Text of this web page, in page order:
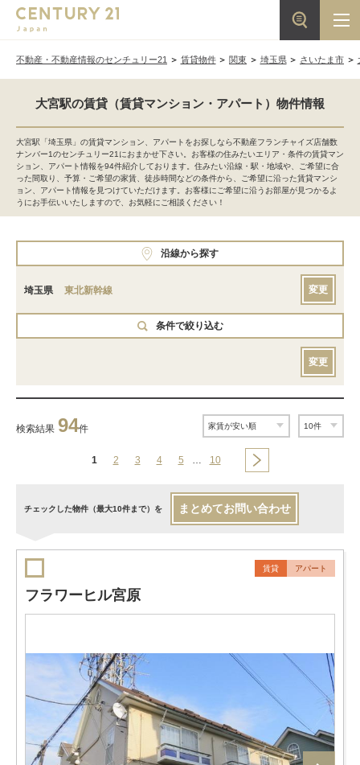
不動産・不動産情報のセンチュリー21 賃貸物件 関東 埼玉県 さいたま市
大宮駅の賃貸（賃貸マンション・アパート）物件情報
大宮駅「埼玉県」の賃貸マンション、アパートをお探しなら不動産フランチャイズ店舗数
ナンバー1のセンチュリー21におまかせ下さい。お客様の住みたいエリア・条件の賃貸マン
ション、アパート情報を94件紹介しております。住みたい沿線・駅・地域や、ご希望に合
った間取り、予算・ご希望の家賃、徒歩時間などの条件から、ご希望に沿った賃貸マンシ
ョン、アパート情報を見つけていただけます。お客様にご希望に沿うお部屋が見つかるよ
うにお手伝いいたしますので、お気軽にご相談ください！
沿線から探す
埼玉県 東北新幹線 変更
条件で絞り込む
変更
検索結果 94件
1 2 3 4 5 … 10
チェックした物件（最大10件まで）を まとめてお問い合わせ
賃貸 アパート
フラワーヒル宮原